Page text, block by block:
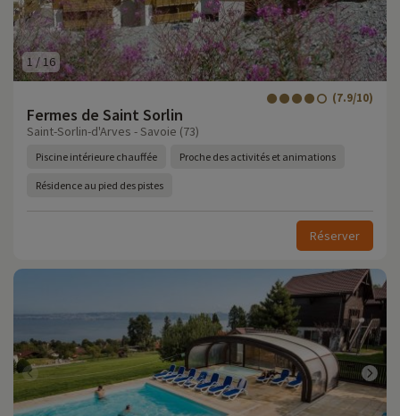
1 /16
Fermes de Saint Sorlin
(7.9/10)
Saint-Sorlin-d'Arves - Savoie (73)
Piscine intérieure chauffée Proche des activités et animations
Résidence au pied des pistes
Réserver